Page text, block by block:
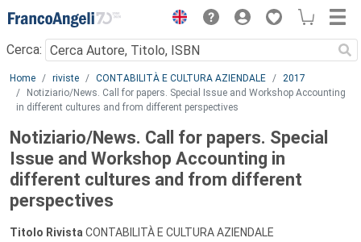
Menu
Cerca:
Main content
Home riviste CONTABILITÀ E CULTURA AZIENDALE
2017
Notiziario/News. Call for papers. Special Issue and Workshop Accounting
in different cultures and from different perspectives
Notiziario/News. Call for papers. Special
Issue and Workshop Accounting in
different cultures and from different
perspectives
Titolo Rivista CONTABILITÀ E CULTURA AZIENDALE